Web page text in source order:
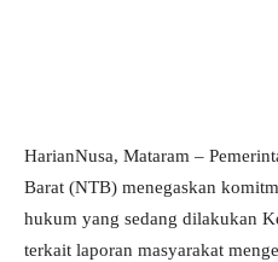
HarianNusa, Mataram –
Barat (NTB) menegaskan
hukum yang sedang dilakukan
terkait laporan masyarakat